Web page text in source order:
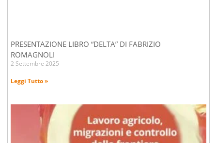
PRESENTAZIONE LIBRO “DELTA” DI FABRIZIO
ROMAGNOLI
2 Settembre 2025
Leggi Tutto »